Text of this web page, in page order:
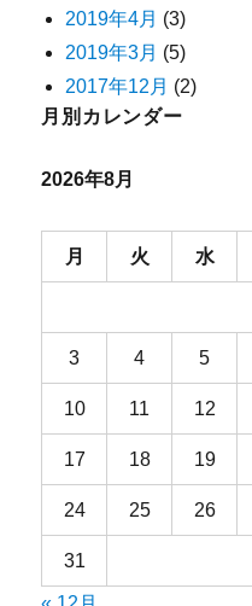
2019年4月 (3)
2019年3月 (5)
2017年12月 (2)
月別カレンダー
2026年8月
月 火 水
3 4 5
10 11 12
17 18 19
24 25 26
31